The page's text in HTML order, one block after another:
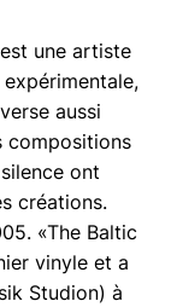
est une artiste
aussi
compositions
ont
créations.
«The Baltic
vinyle et a
Studion) à